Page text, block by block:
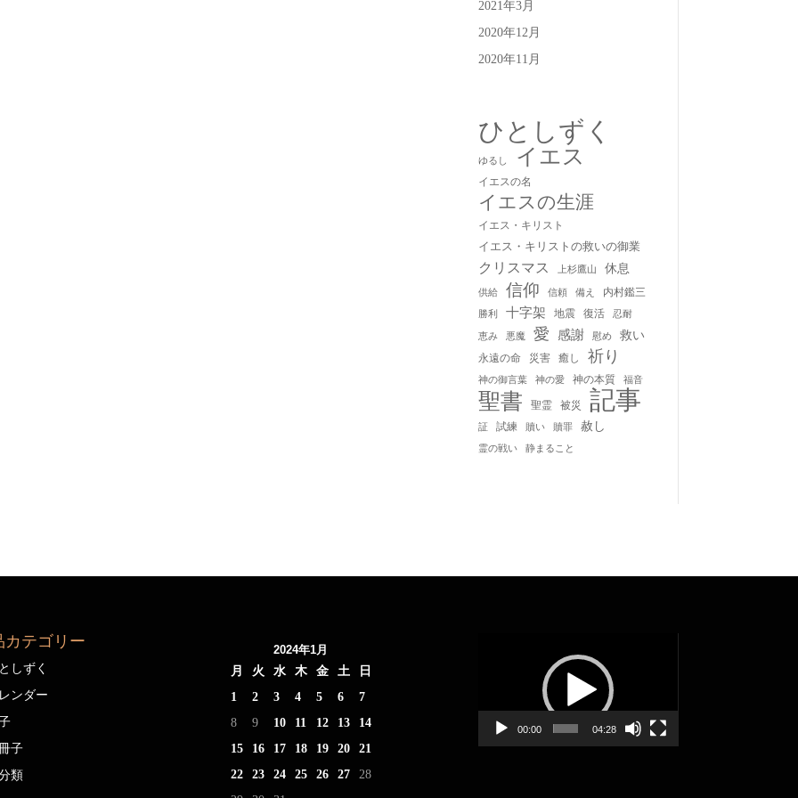
2021年3月
2020年12月
2020年11月
ひとしずく
ゆるし イエス
イエスの名
イエスの生涯
イエス・キリスト
イエス・キリストの救いの御業
クリスマス 上杉鷹山 休息
供給 信仰 信頼 備え 内村鑑三
勝利 十字架 地震 復活 忍耐
恵み 悪魔 愛 感謝 慰め 救い
永遠の命 災害 癒し 祈り
神の御言葉 神の愛 神の本質 福音
聖書 聖霊 被災 記事
証 試練 贖い 贖罪 赦し
霊の戦い 静まること
カテゴリー
しずく
ンダー
子
類
2024年1月
月
火 水 木 金 土
日
1
2 3 4 5 6
7
8
9 10 11 12 13
14
15
16 17 18 19 20
21
22
23 24 25 26 27
28
ヤ
00:00 04:28